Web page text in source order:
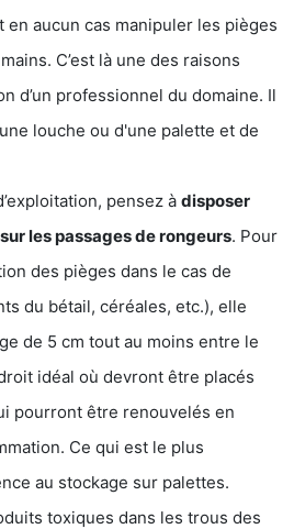
en aucun cas manipuler les pièges
C’est là une des raisons
d’un professionnel du domaine. Il
louche ou d'une palette et de
pensez à disposer
les passages de rongeurs. Pour
des pièges dans le cas de
du bétail, céréales, etc.), elle
de 5 cm tout au moins entre le
idéal où devront être placés
pourront être renouvelés en
Ce qui est le plus
au stockage sur palettes.
toxiques dans les trous des